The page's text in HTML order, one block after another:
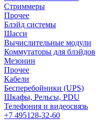
Стриммеры
Прочее
Блэйд системы
Шасси
Вычислительные модули
Коммутаторы для блэйдов
Мезонин
Прочее
Кабели
Бесперебойники (UPS)
Шкафы, Рельсы, PDU
Телефония и видеосвязь
+7 495128-32-60